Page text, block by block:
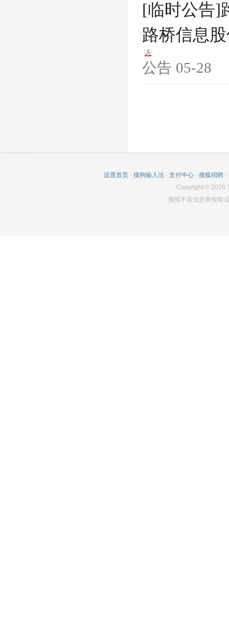
[临时公告]
路桥信息
公告 05-28
设置首页 - 搜狗输入法 - 支付中心 - 搜狐招聘 -
Copyright © 2026
搜狐不良信息举报电